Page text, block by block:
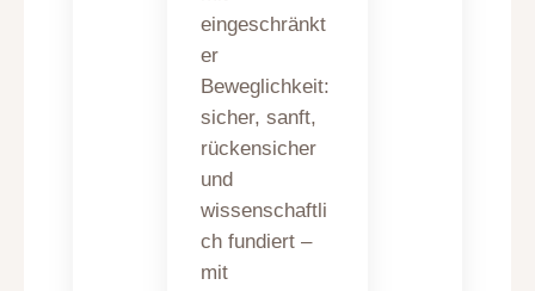
eingeschränkt
er
Beweglichkeit:
sicher, sanft,
rückensicher
und
wissenschaftli
ch fundiert –
mit